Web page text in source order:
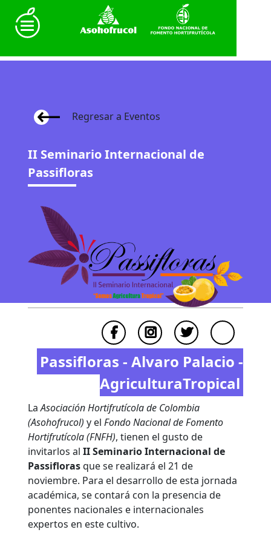
Regresar a Eventos
II Seminario Internacional de
Passifloras
Passifloras - Alvaro Palacio -
AgriculturaTropical
LaAsociación Hortifrutícola de Colombia
(Asohofrucol) y el Fondo Nacional de Fomento
Hortifrutícola (FNFH), tienen el gusto de
invitarlos al II Seminario Internacional de
Passiflorasque se realizará el 21 de
noviembre. Para el desarrollo de esta jornada
académica, se contará con la presencia de
ponentes nacionales e internacionales
expertos en este cultivo.